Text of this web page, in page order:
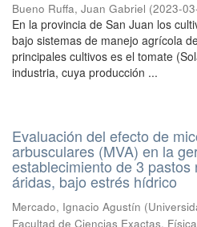
Bueno Ruffa, Juan Gabriel (2023-
En la provincia de San Juan los
bajo sistemas de manejo agrícola
principales cultivos es el tomate
industria, cuya producción ...
Evaluación del efecto de
arbusculares (MVA) en la
establecimiento de 3 pastos
áridas, bajo estrés hídrico
Mercado, Ignacio Agustín (
Facultad de Ciencias Exactas,